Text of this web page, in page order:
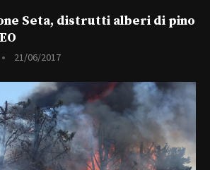
Seta, distrutti alberi di pino
21/06/2017